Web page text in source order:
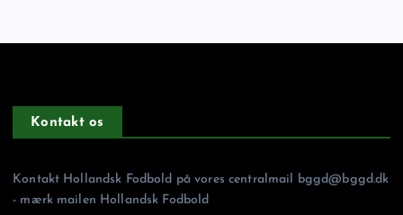
Kontakt os
Kontakt Hollandsk Fodbold på vores centralmail bggd@bggd.dk
- mærk mailen Hollandsk Fodbold